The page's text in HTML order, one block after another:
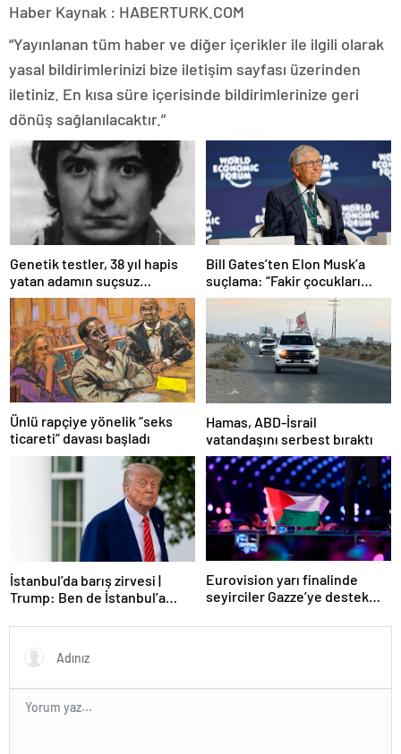
Haber Kaynak : HABERTURK.COM
“Yayınlanan tüm haber ve diğer içerikler ile ilgili olarak
yasal bildirimlerinizi bize iletişim sayfası üzerinden
iletiniz. En kısa süre içerisinde bildirimlerinize geri
dönüş sağlanılacaktır.”
Genetik testler, 38 yıl hapis
yatan adamın suçsuz
olduğunu ortaya çıkardı
Bill Gates’ten Elon Musk’a
suçlama: “Fakir çocukları
öldürdü”
Ünlü rapçiye yönelik “seks
ticareti” davası başladı
Hamas, ABD-İsrail
vatandaşını serbest bıraktı
İstanbul’da barış zirvesi |
Trump: Ben de İstanbul’a
Eurovision yarı finalinde
seyirciler Gazze’ye destek